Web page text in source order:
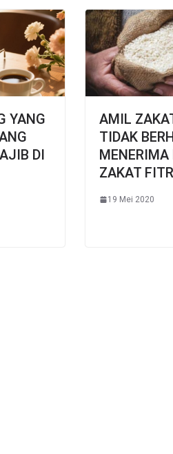
YANG
DI
AMIL
TIDAK
ZAKAT
19 Mei 2020